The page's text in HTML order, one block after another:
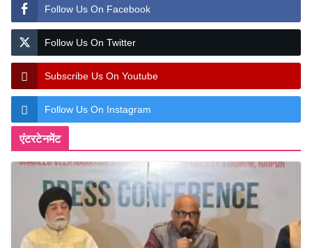
Follow Us On Facebook
Follow Us On Twitter
Subscribe Us On Youtube
Follow Us On Instagram
एंटरटेनमेंट